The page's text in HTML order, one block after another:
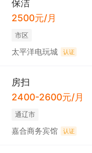
保洁
2500元/月
市区
太平洋电玩城 认证
房扫
2400-2600元/月
通辽市
嘉合商务宾馆 认证